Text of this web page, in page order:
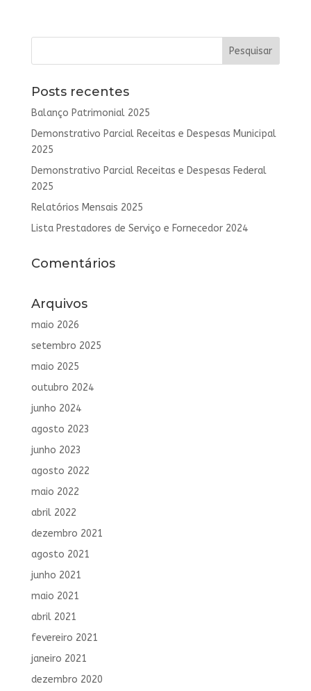
Posts recentes
Balanço Patrimonial 2025
Demonstrativo Parcial Receitas e Despesas Municipal
2025
Demonstrativo Parcial Receitas e Despesas Federal
2025
Relatórios Mensais 2025
Lista Prestadores de Serviço e Fornecedor 2024
Comentários
Arquivos
maio 2026
setembro 2025
maio 2025
outubro 2024
junho 2024
agosto 2023
junho 2023
agosto 2022
maio 2022
abril 2022
dezembro 2021
agosto 2021
junho 2021
maio 2021
abril 2021
fevereiro 2021
janeiro 2021
dezembro 2020